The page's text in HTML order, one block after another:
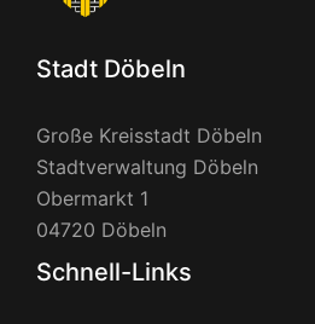
Stadt Döbeln
Große Kreisstadt Döbeln
Stadtverwaltung Döbeln
Obermarkt 1
04720 Döbeln
Schnell-Links